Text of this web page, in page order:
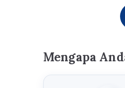
Mengapa